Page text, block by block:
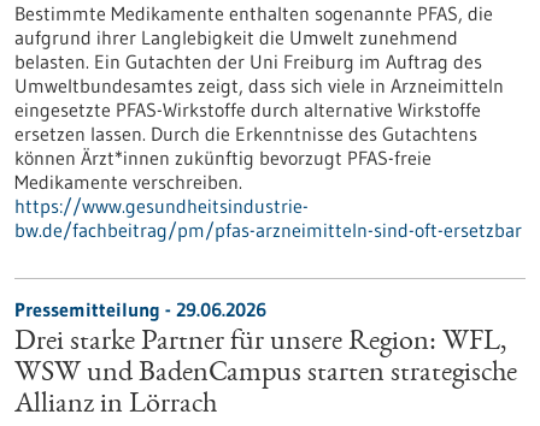
Bestimmte Medikamente enthalten sogenannte PFAS, die
aufgrund ihrer Langlebigkeit die Umwelt zunehmend
belasten. Ein Gutachten der Uni Freiburg im Auftrag des
Umweltbundesamtes zeigt, dass sich viele in Arzneimitteln
eingesetzte PFAS-Wirkstoffe durch alternative Wirkstoffe
ersetzen lassen. Durch die Erkenntnisse des Gutachtens
können Ärzt*innen zukünftig bevorzugt PFAS-freie
Medikamente verschreiben.
https://www.gesundheitsindustrie-
bw.de/fachbeitrag/pm/pfas-arzneimitteln-sind-oft-ersetzbar
Pressemitteilung - 29.06.2026
Drei starke Partner für unsere Region: WFL,
WSW und BadenCampus starten strategische
Allianz in Lörrach